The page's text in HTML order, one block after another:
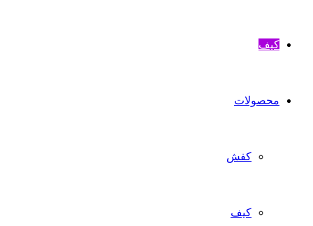
کیف
محصولات
کفش
کیف